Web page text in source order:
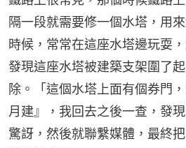
隔一段就需要修一個水塔，用
時候，常常在這座水塔邊玩耍
發現這座水塔被建築支架圍了
除。「這個水塔上面有個券門
月建』，我回去之後一查，發
驚訝，然後就聯繫媒體，最終